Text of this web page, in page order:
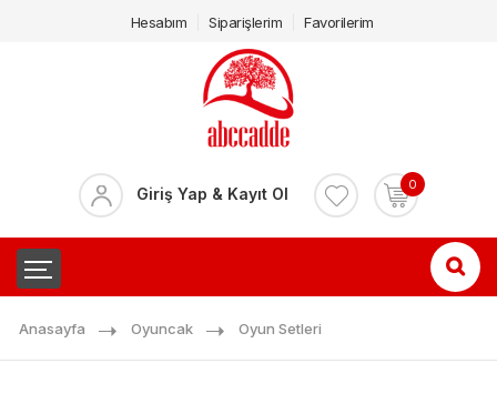
Hesabım Siparişlerim Favorilerim
Giriş Yap & Kayıt Ol 0
Anasayfa Oyuncak Oyun Setleri